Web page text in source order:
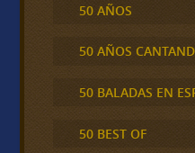
50 AÑOS
50 AÑOS
50 BALADAS EN
50 BEST OF